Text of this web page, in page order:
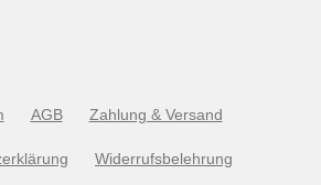
AGB Zahlung & Versand
Widerrufsbelehrung